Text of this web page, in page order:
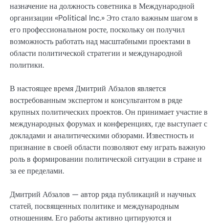
назначение на должность советника в Международной
организации «Political Inc.» Это стало важным шагом в
его профессиональном росте, поскольку он получил
возможность работать над масштабными проектами в
области политической стратегии и международной
политики.
В настоящее время Дмитрий Абзалов является
востребованным экспертом и консультантом в ряде
крупных политических проектов. Он принимает участие в
международных форумах и конференциях, где выступает с
докладами и аналитическими обзорами. Известность и
признание в своей области позволяют ему играть важную
роль в формировании политической ситуации в стране и
за ее пределами.
Дмитрий Абзалов — автор ряда публикаций и научных
статей, посвященных политике и международным
отношениям. Его работы активно цитируются и